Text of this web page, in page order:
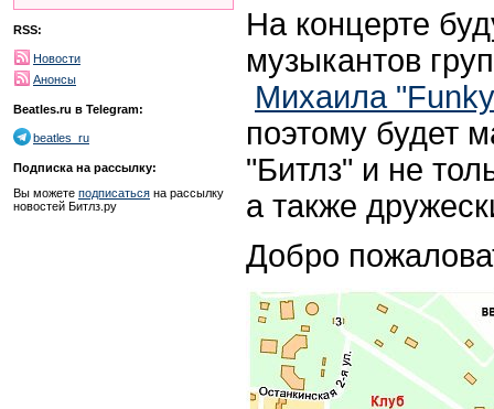
RSS:
Новости
Анонсы
Beatles.ru в Telegram:
beatles_ru
Подписка на рассылку:
Вы можете подписаться на рассылку
новостей Битлз.ру
На концерте
музыкантов
Михаила
поэтому будет
"Битлз" и не
а также
Добро